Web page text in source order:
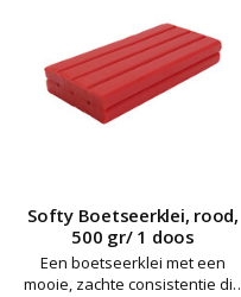
Softy Boetseerklei, rood,
500 gr/ 1 doos
Een boetseerklei met een
mooie, zachte consistentie die